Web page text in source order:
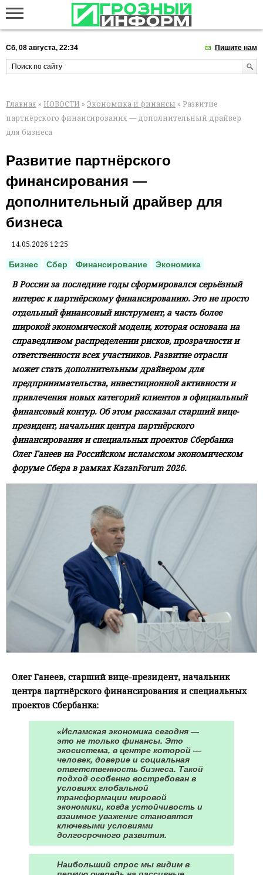
Сб, 08 августа, 22:34 Пишите нам
Главная » НОВОСТИ » Экономика и финансы » Развитие
партнёрского финансирования — дополнительный драйвер
для бизнеса
Развитие партнёрского
финансирования —
дополнительный драйвер для
бизнеса
14.05.2026 12:25
Бизнес Сбер Финансирование Экономика
В России за последние годы сформировался серьёзный
интерес к партнёрскому финансированию. Это не просто
отдельный финансовый инструмент, а часть более
широкой экономической модели, которая основана на
справедливом распределении рисков, прозрачности и
ответственности всех участников. Развитие отрасли
может стать дополнительным драйвером для
предпринимательства, инвестиционной активности и
привлечения новых категорий клиентов в официальный
финансовый контур. Об этом рассказал старший вице-
президент, начальник центра партнёрского
финансирования и специальных проектов Сбербанка
Олег Ганеев на Российском исламском экономическом
форуме Сбера в рамках KazanForum 2026.
Олег Ганеев, старший вице-президент, начальник
центра партнёрского финансирования и специальных
проектов Сбербанка:
«Исламская экономика сегодня —
это не только финансы. Это
экосистема, в центре которой —
человек, доверие и социальная
ответственность бизнеса. Такой
подход особенно востребован в
условиях глобальной
трансформации мировой
экономики, когда устойчивость и
взаимное уважение становятся
ключевыми условиями
долгосрочного развития.
Наибольший спрос мы видим в